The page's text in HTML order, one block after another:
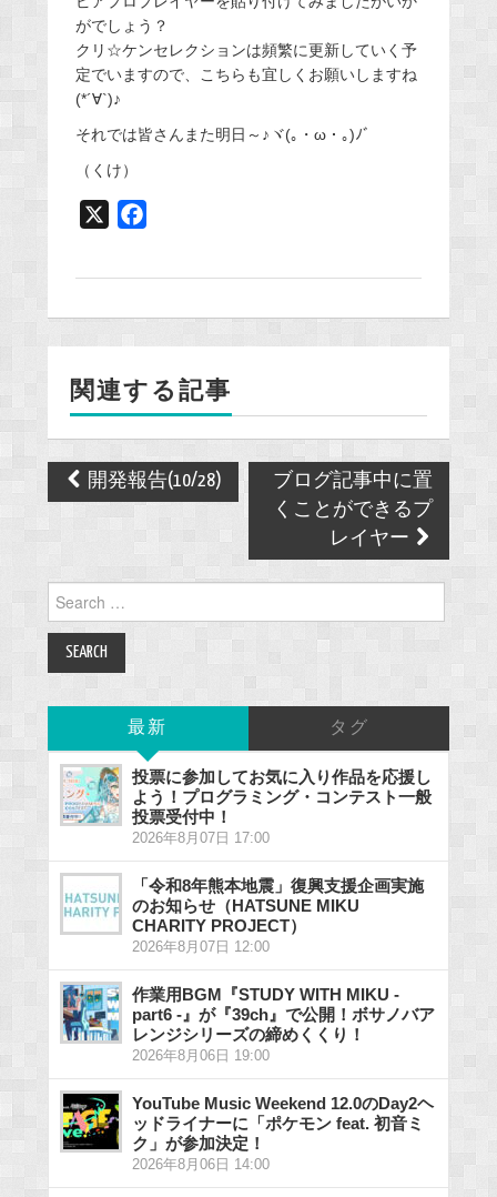
がでしょう？
クリ☆ケンセレクションは頻繁に更新していく予
定でいますので、こちらも宜しくお願いしますね
(*´∀`)♪
それでは皆さんまた明日～♪ヾ(｡・ω・｡)ﾉﾞ
（くけ）
o
k
関連する記事
Post
navigation
開発報告(10/28)
ブログ記事中に置
くことができるプ
レイヤー
Search
for:
最新 タグ
投票に参加してお気に入り作品を応援し
よう！プログラミング・コンテスト一般
投票受付中！
2026年8月07日 17:00
「令和8年熊本地震」復興支援企画実施
のお知らせ（HATSUNE MIKU
CHARITY PROJECT）
2026年8月07日 12:00
作業用BGM『STUDY WITH MIKU -
part6 -』が『39ch』で公開！ボサノバア
レンジシリーズの締めくくり！
2026年8月06日 19:00
YouTube Music Weekend 12.0のDay2ヘ
ッドライナーに「ポケモン feat. 初音ミ
ク」が参加決定！
2026年8月06日 14:00